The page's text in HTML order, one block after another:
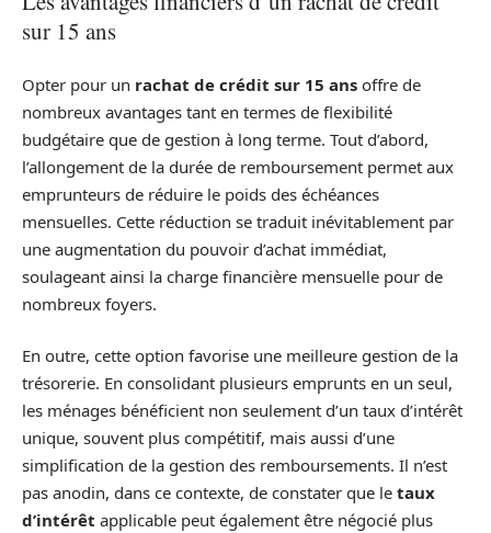
sur 15 ans
Opter pour un rachat de crédit sur 15 ans offre de
nombreux avantages tant en termes de flexibilité
budgétaire que de gestion à long terme. Tout d’abord,
l’allongement de la durée de remboursement permet aux
emprunteurs de réduire le poids des échéances
mensuelles. Cette réduction se traduit inévitablement par
une augmentation du pouvoir d’achat immédiat,
soulageant ainsi la charge financière mensuelle pour de
nombreux foyers.
En outre, cette option favorise une meilleure gestion de la
trésorerie. En consolidant plusieurs emprunts en un seul,
les ménages bénéficient non seulement d’un taux d’intérêt
unique, souvent plus compétitif, mais aussi d’une
simplification de la gestion des remboursements. Il n’est
pas anodin, dans ce contexte, de constater que le taux
d’intérêt applicable peut également être négocié plus